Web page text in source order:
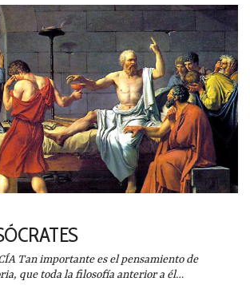
Tan importante es el pensamiento de
que toda la filosofía anterior a él…